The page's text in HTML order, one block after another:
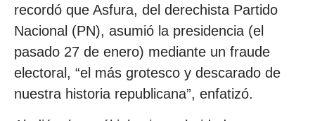
recordó que Asfura, del derechista Partido
Nacional (PN), asumió la presidencia (el
pasado 27 de enero) mediante un fraude
electoral, “el más grotesco y descarado de
nuestra historia republicana”, enfatizó.